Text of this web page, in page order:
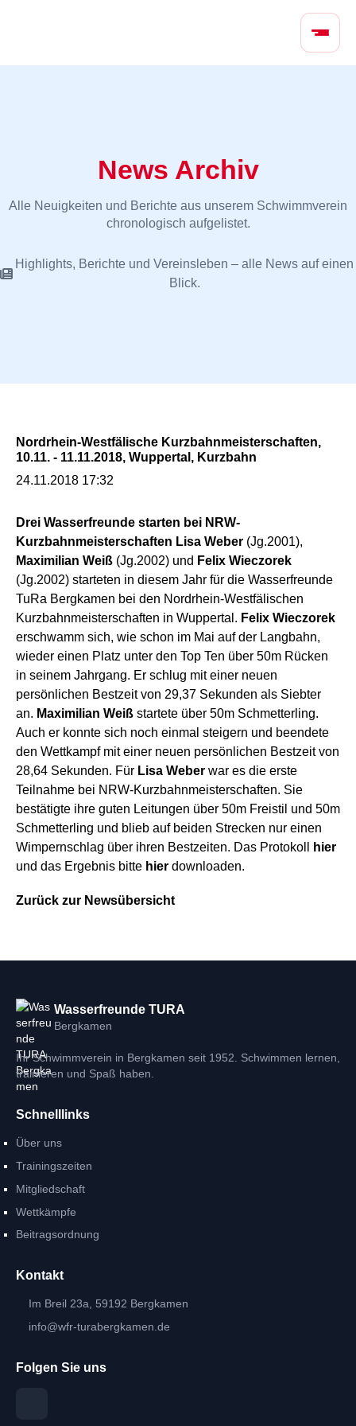
N
ü
r
g
News Archiv
Alle Neuigkeiten und Berichte aus unserem Schwimmverein
chronologisch aufgelistet.
Highlights, Berichte und Vereinsleben – alle News auf einen
Blick.
Nordrhein-Westfälische Kurzbahnmeisterschaften,
10.11. - 11.11.2018, Wuppertal, Kurzbahn
24.11.2018 17:32
Drei Wasserfreunde starten bei NRW-
Kurzbahnmeisterschaften Lisa Weber (Jg.2001),
Maximilian Weiß (Jg.2002) und Felix Wieczorek
(Jg.2002) starteten in diesem Jahr für die Wasserfreunde
TuRa Bergkamen bei den Nordrhein-Westfälischen
Kurzbahnmeisterschaften in Wuppertal. Felix Wieczorek
erschwamm sich, wie schon im Mai auf der Langbahn,
wieder einen Platz unter den Top Ten über 50m Rücken
in seinem Jahrgang. Er schlug mit einer neuen
persönlichen Bestzeit von 29,37 Sekunden als Siebter
an. Maximilian Weiß startete über 50m Schmetterling.
Auch er konnte sich noch einmal steigern und beendete
den Wettkampf mit einer neuen persönlichen Bestzeit von
28,64 Sekunden. Für Lisa Weber war es die erste
Teilnahme bei NRW-Kurzbahnmeisterschaften. Sie
bestätigte ihre guten Leitungen über 50m Freistil und 50m
Schmetterling und blieb auf beiden Strecken nur einen
Wimpernschlag über ihren Bestzeiten. Das Protokoll
hier
und das Ergebnis bitte hier downloaden.
Zurück zur Newsübersicht
Wasserfreunde TURA
Bergkamen
Ihr Schwimmverein in Bergkamen seit 1952. Schwimmen lernen,
trainieren und Spaß haben.
Schnelllinks
Über uns
Trainingszeiten
Mitgliedschaft
Wettkämpfe
Beitragsordnung
Kontakt
Im Breil 23a, 59192 Bergkamen
info@wfr-turabergkamen.de
Folgen Sie uns